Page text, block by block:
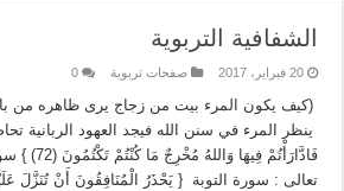
الشفافية التربوية
20 فبراير، 2017 صفحات تربوية 0
(كيف يكون المرء بيت من زجاج يرى ظاهره من
ينظر المرء في سنن الله فيجد العهود الربانية
فَادَّارَأْتُمْ
تعالى : سورة التوبة { يَحْذَرُ الْمُنَافِقُونَ أَنْ تُنَزَّلَ